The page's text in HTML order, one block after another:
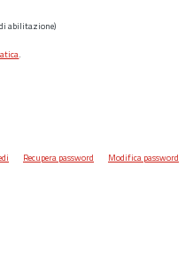
abilitazione)
.
Recupera password Modifica password